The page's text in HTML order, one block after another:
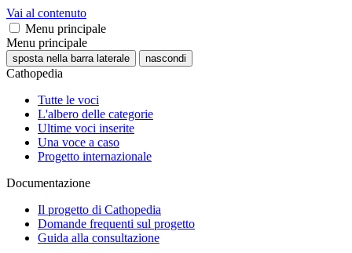
Vai al contenuto
Menu principale
Menu principale
sposta nella barra laterale nascondi
Cathopedia
Tutte le voci
L'albero delle categorie
Ultime voci inserite
Una voce a caso
Progetto internazionale
Documentazione
Il progetto di Cathopedia
Domande frequenti sul progetto
Guida alla consultazione